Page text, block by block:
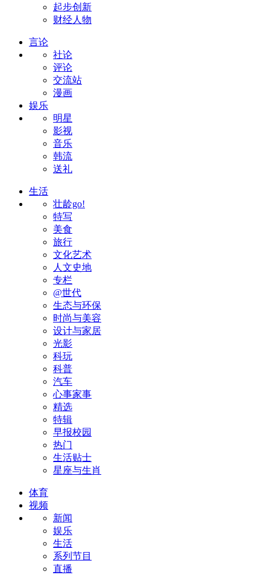
起步创新
财经人物
言论
社论
评论
交流站
漫画
娱乐
明星
影视
音乐
韩流
送礼
生活
壮龄go!
特写
美食
旅行
文化艺术
人文史地
专栏
@世代
生态与环保
时尚与美容
设计与家居
光影
科玩
科普
汽车
心事家事
精选
特辑
早报校园
热门
生活贴士
星座与生肖
体育
视频
新闻
娱乐
生活
系列节目
直播